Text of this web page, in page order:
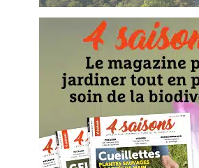
Tous au jardin ! avec Pascal
La vie secrète du jardin
BD : La folle histoire des plantes